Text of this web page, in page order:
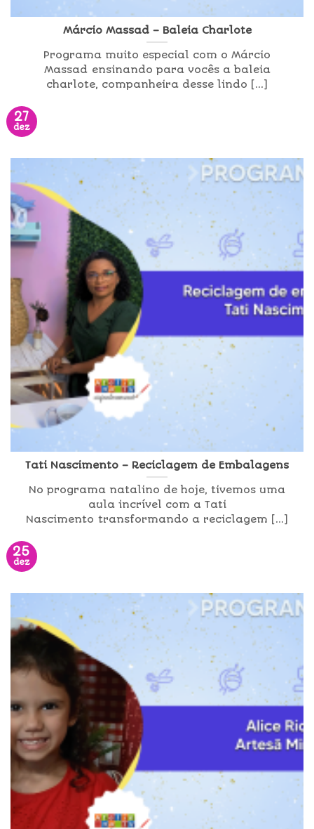
Márcio Massad – Baleia Charlote
Programa muito especial com o Márcio
Massad ensinando para vocês a baleia
charlote, companheira desse lindo [...]
27
dez
Tati Nascimento – Reciclagem de Embalagens
No programa natalino de hoje, tivemos uma
aula incrível com a Tati
Nascimento transformando a reciclagem [...]
25
dez